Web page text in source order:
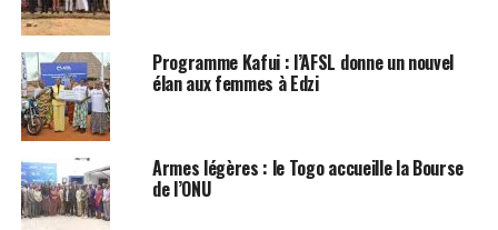
Programme Kafui : l’AFSL donne un nouvel
élan aux femmes à Edzi
Armes légères : le Togo accueille la Bourse
de l’ONU